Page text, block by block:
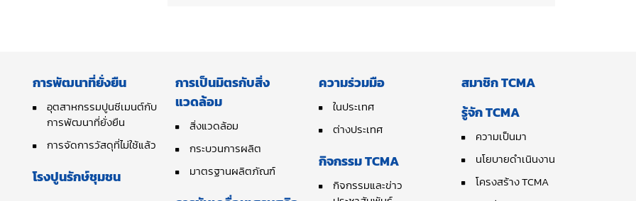
การพัฒนาที่ยั่งยืน
อุตสาหกรรมปูนซีเมนต์กับ
การพัฒนาที่ยั่งยืน
การจัดการวัสดุที่ไม่ใช้แล้ว
โรงปูนรักษ์ชุมชน
การเป็นมิตรกับสิ่ง
แวดล้อม
สิ่งแวดล้อม
กระบวนการผลิต
มาตรฐานผลิตภัณฑ์
ความร่วมมือ
ในประเทศ
ต่างประเทศ
กิจกรรม TCMA
กิจกรรมและข่าว
สมาชิก TCMA
รู้จัก TCMA
ความเป็นมา
นโยบายดำเนินงาน
โครงสร้าง TCMA